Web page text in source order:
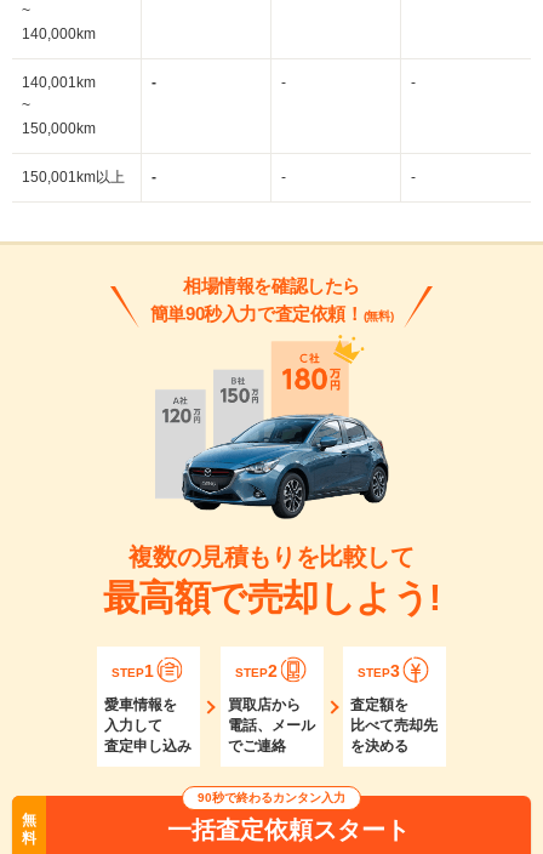
~
140,000km
140,001km
~
150,000km
- - -
150,001km以上 - - -
相場情報を確認したら
簡単90秒入力で査定依頼！ (無料)
複数の見積もりを比較して
最高額で売却しよう!
STEP1
愛車情報を
入力して
査定申し込み
STEP2
買取店から
電話、メール
でご連絡
STEP3
査定額を
比べて売却先
を決める
無
料
90秒で終わるカンタン入力
一括査定依頼スタート